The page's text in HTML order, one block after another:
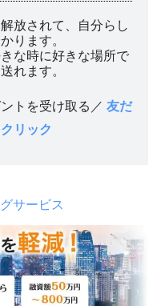
放されて、自分らし
ります。
な時に好きな場所で
れます。
トを受け取る／ 友だ
リック
サービス